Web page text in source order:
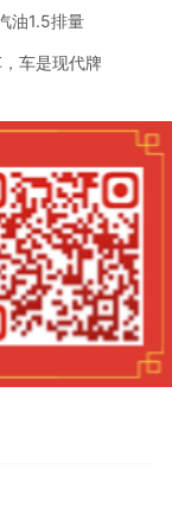
油1.5排量
车是现代牌